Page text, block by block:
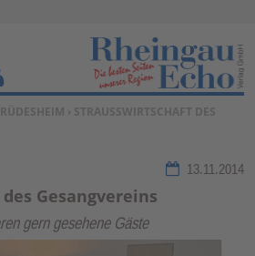
Inhalt springen ↓
RÜDESHEIM › STRAUSSWIRTSCHAFT DES G
13.11.2014
Gesangvereins
gern gesehene Gäste